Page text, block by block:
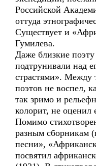
Российской
оттуда
Существует и
Гумилева.
Даже близкие
подтрунивали над
страстями». Между
поэтов не воспел,
так зримо и
колорит, не оценил
Помимо
разным сборникам
песни»,
посвятил